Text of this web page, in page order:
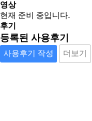
영상
현재 준비 중입니다.
후기
등록된 사용후기
사용후기 작성 더보기